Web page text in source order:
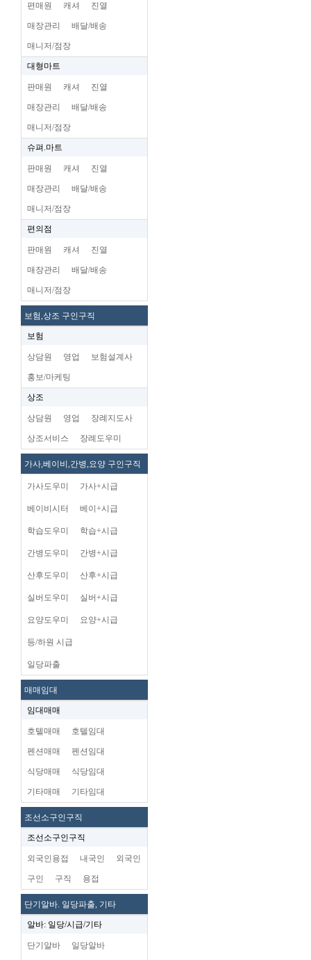
편매원 캐셔 진열
매장관리 배달/배송
매니저/점장
대형마트
판매원 캐셔 진열
매장관리 배달/배송
매니저/점장
슈펴.마트
판매원 캐셔 진열
매장관리 배달/배송
매니저/점장
편의점
판매원 캐셔 진열
매장관리 배달/배송
매니저/점장
보험,상조 구인구직
보험
상담원 영업 보험설계사
홍보/마케팅
상조
상담원 영업 장례지도사
상조서비스 장례도우미
가사,베이비,간병,요양 구인구직
가사도우미 가사+시급
베이비시터 베이+시급
학습도우미 학습+시급
간병도우미 간병+시급
산후도우미 산후+시급
실버도우미 실버+시급
요양도우미 요양+시급
등/하원 시급
일당파출
매매임대
임대매매
호텔매매 호텔임대
펜션매매 펜션임대
식당매매 식당임대
기타매매 기타임대
조선소구인구직
조선소구인구직
외국인용접 내국인 외국인
구인 구직 용접
단기알바. 일당파출, 기타
알바: 일당/시급/기타
단기알바 일당알바